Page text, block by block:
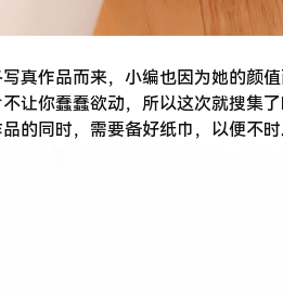
真作品而来，小编也因为她的颜
让你蠢蠢欲动，所以这次就搜集
的同时，需要备好纸巾，以便不时